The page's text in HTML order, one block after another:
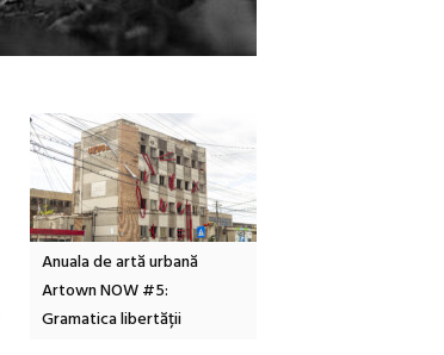
Festivalul Cinemascop
revine la Eforie Sud cu a IX-a
ediție